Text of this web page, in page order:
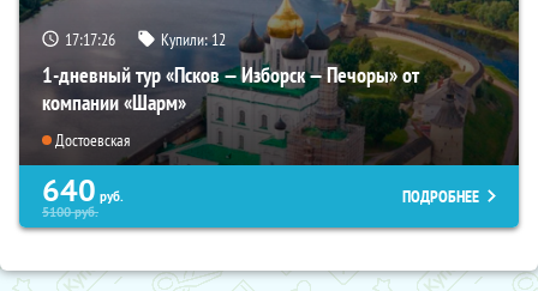
17:17:25 Купили:12
1-дневный тур «Псков — Изборск — Печоры» от
компании «Шарм»
Достоевская
640 руб.
5100руб.
ПОДРОБНЕЕ